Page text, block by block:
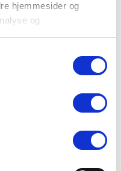
hjemmesider og
og
af cookies under
til vores Cookiepolitik,